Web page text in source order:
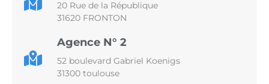
20 Rue de la République
31620 FRONTON
Agence N° 2
52 boulevard Gabriel Koenigs
31300 toulouse